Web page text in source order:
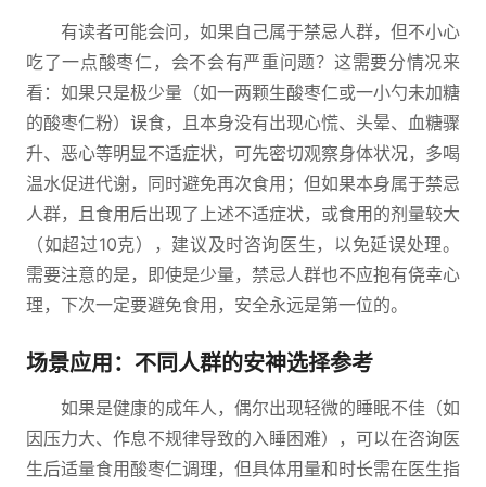
有读者可能会问，如果自己属于禁忌人群，但不小心
吃了一点酸枣仁，会不会有严重问题？这需要分情况来
看：如果只是极少量（如一两颗生酸枣仁或一小勺未加糖
的酸枣仁粉）误食，且本身没有出现心慌、头晕、血糖骤
升、恶心等明显不适症状，可先密切观察身体状况，多喝
温水促进代谢，同时避免再次食用；但如果本身属于禁忌
人群，且食用后出现了上述不适症状，或食用的剂量较大
（如超过10克），建议及时咨询医生，以免延误处理。
需要注意的是，即使是少量，禁忌人群也不应抱有侥幸心
理，下次一定要避免食用，安全永远是第一位的。
场景应用：不同人群的安神选择参考
如果是健康的成年人，偶尔出现轻微的睡眠不佳（如
因压力大、作息不规律导致的入睡困难），可以在咨询医
生后适量食用酸枣仁调理，但具体用量和时长需在医生指